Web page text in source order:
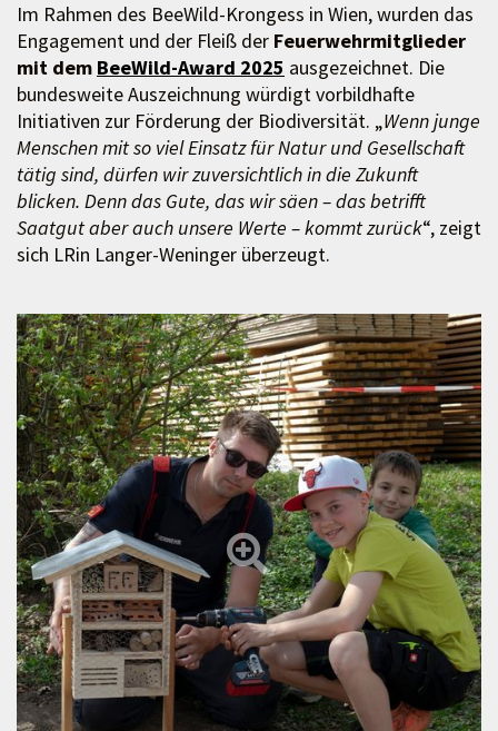
Im Rahmen des BeeWild-Krongess in Wien, wurden das
Engagement und der Fleiß der Feuerwehrmitglieder
mit dem BeeWild-Award 2025 ausgezeichnet. Die
bundesweite Auszeichnung würdigt vorbildhafte
Initiativen zur Förderung der Biodiversität. „Wenn junge
Menschen mit so viel Einsatz für Natur und Gesellschaft
tätig sind, dürfen wir zuversichtlich in die Zukunft
blicken. Denn das Gute, das wir säen – das betrifft
Saatgut aber auch unsere Werte – kommt zurück“, zeigt
sich LRin Langer-Weninger überzeugt.